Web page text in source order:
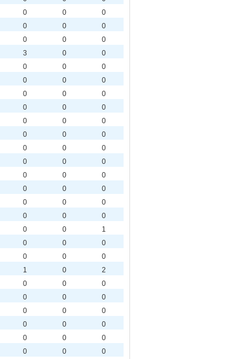
0 0
0
0 0
0
0 0
0
3 0
0
0 0
0
0 0
0
0 0
0
0 0
0
0 0
0
0 0
0
0 0
0
0 0
0
0 0
0
0 0
0
0 0
0
0 0
0
0 0
1
0 0
0
0 0
0
1 0
2
0 0
0
0 0
0
0 0
0
0 0
0
0 0
0
0 0
0